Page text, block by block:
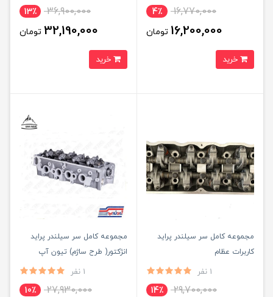
16,770,000 4٪
16,200,000 تومان
36,900,000 13٪
32,190,000 تومان
مجموعه کامل سر سیلندر پراید
کاربرات عظام
1 نفر
29,700,000 14٪
مجموعه کامل سر سیلندر پراید
انژکتور( طرح ساژم) تیون آپ
1 نفر
27,930,000 10٪